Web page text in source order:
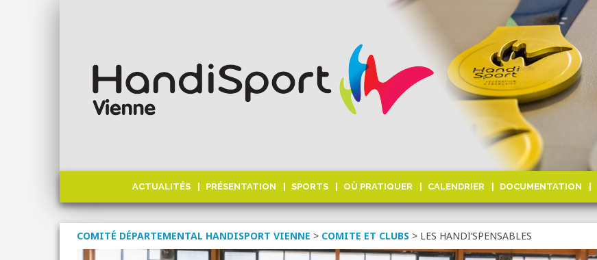
ACTUALITÉS PRÉSENTATION SPORTS OÙ PRATIQUER CALENDRIER DOCUMENTATION
COMITÉ DÉPARTEMENTAL HANDISPORT VIENNE > COMITE ET CLUBS > LES HANDI’SPENSABLES